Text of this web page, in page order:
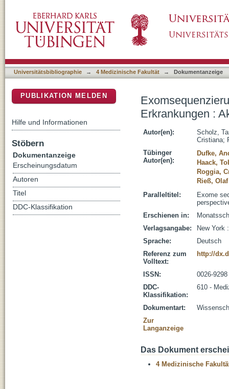
Herausforderungen, Perspektiven
Universitätsbibliographie → 4 Medizinische Fakultät → Dokumentanzeige
Erkrankungen :
Autor(en):
Scholz,
Cristiana;
Tübinger
Autor(en):
Dufke,
Haack,
Roggia,
Rieß, Olaf
Paralleltitel:
Exome
Erschienen in:
Verlagsangabe:
New York
Sprache:
Deutsch
Referenz zum
Volltext:
http://
ISSN:
0026-9298
DDC-
Klassifikation:
610 -
Dokumentart:
Zur
Langanzeige
Das Dokument
4 Medizinische
PUBLIKATION MELDEN
Hilfe und Informationen
Stöbern
Dokumentanzeige
Erscheinungsdatum
Autoren
Titel
DDC-Klassifikation